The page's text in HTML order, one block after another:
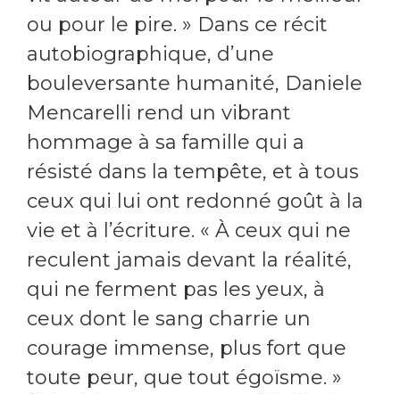
ou pour le pire. » Dans ce récit
autobiographique, d’une
bouleversante humanité, Daniele
Mencarelli rend un vibrant
hommage à sa famille qui a
résisté dans la tempête, et à tous
ceux qui lui ont redonné goût à la
vie et à l’écriture. « À ceux qui ne
reculent jamais devant la réalité,
qui ne ferment pas les yeux, à
ceux dont le sang charrie un
courage immense, plus fort que
toute peur, que tout égoïsme. »